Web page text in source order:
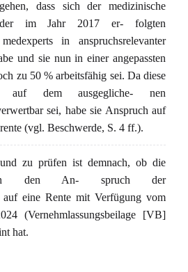
dass sich der medizinische
der im Jahr 2017 er- folgten
in anspruchsrelevanter
und sie nun in einer angepassten
zu 50 % arbeitsfähig sei. Da diese
auf dem ausgegliche- nen
sei, habe sie Anspruch auf
(vgl. Beschwerde, S. 4 ff.).
zu prüfen ist demnach, ob die
den An- spruch der
auf eine Rente mit Verfügung vom
(Vernehmlassungsbeilage [VB]
hat.